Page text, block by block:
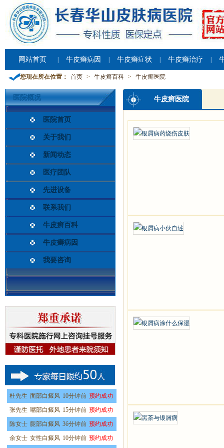
网站首页 牛皮癣病因 牛皮癣症状 牛皮癣治疗
您现在所在位置： 首页 > 牛皮癣百科 > 牛皮癣医院
医院概况
医院首页
关于我们
新闻动态
医疗团队
先进设备
联系我们
牛皮癣百科
牛皮癣病因
我要咨询
杜先生 面部白癜风 10分钟前 预约成功
张先生 嘴部白癜风 15分钟前 预约成功
陈女士 腿部白癜风 36分钟前 预约成功
余女士 女性白癜风 10分钟前 预约成功
牛皮癣医院